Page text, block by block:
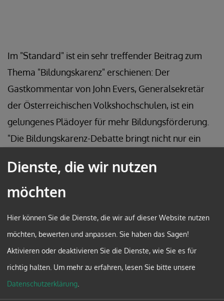
Im "Standard" ist ein sehr treffender Beitrag zum
Thema "Bildungskarenz" erschienen: Der
Gastkommentar von John Evers, Generalsekretär
der Österreichischen Volkshochschulen, ist ein
gelungenes Plädoyer für mehr Bildungsförderung.
"Die Bildungskarenz-Debatte bringt nicht nur ein
antiquierten Bildungsbegriff und verkennt das
Potenzial der Erwachsenenbildung", heißt es da
Der gesamte Beitrag ist jedenfalls absolut
lesenswert und bringt viele Argumente für die
Erwachsenenbildung auf den Tisch, ist
Weiterbildung doch auch für die Demokratie als
"Akt des sozialen Lernens, der langfristig die
Dienste, die wir nutzen
möchten
Hier können Sie die Dienste, die wir auf dieser Website nutzen
möchten, bewerten und anpassen. Sie haben das Sagen!
Aktivieren oder deaktivieren Sie die Dienste, wie Sie es für
richtig halten. Um mehr zu erfahren, lesen Sie bitte unsere
Datenschutzerklärung